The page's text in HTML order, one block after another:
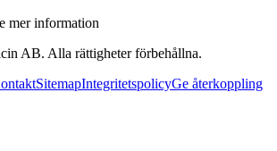
mer information
AB. Alla rättigheter förbehållna.
SitemapIntegritetspolicyGe återkoppling